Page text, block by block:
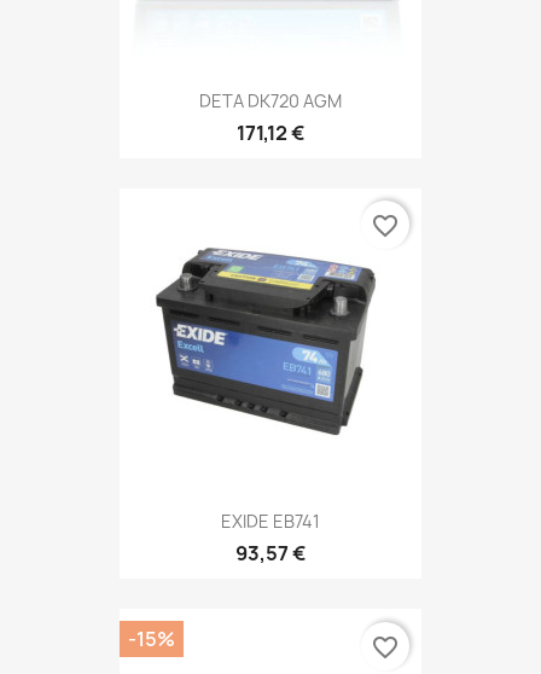
DETA DK720 AGM
171,12 €
EXIDE EB741
93,57 €
favorite_border
-15% favorite_border